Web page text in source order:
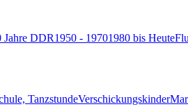
Jahre DDR1950 - 19701980 bis Heute
TanzstundeVerschickungskinder